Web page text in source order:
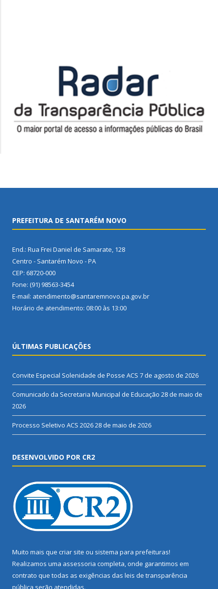
PREFEITURA DE SANTARÉM NOVO
End.: Rua Frei Daniel de Samarate, 128
Centro - Santarém Novo - PA
CEP: 68720-000
Fone: (91) 98563-3454
E-mail: atendimento@santaremnovo.pa.gov.br
Horário de atendimento: 08:00 às 13:00
ÚLTIMAS PUBLICAÇÕES
Convite Especial Solenidade de Posse ACS 7 de agosto de 2026
Comunicado da Secretaria Municipal de Educação 28 de maio de
2026
Processo Seletivo ACS 202628 de maio de 2026
DESENVOLVIDO POR CR2
Muito mais que criar site ou sistema para prefeituras!
Realizamos uma assessoria completa, onde garantimos em
contrato que todas as exigências das leis de transparência
pública serão atendidas.